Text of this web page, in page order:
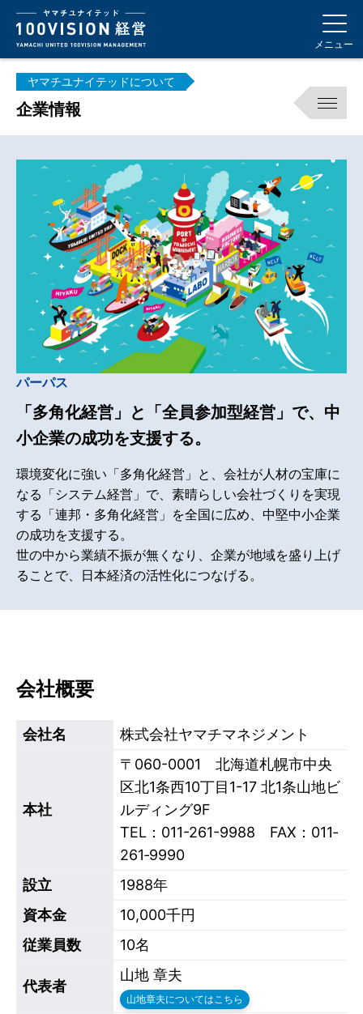
メニュー
ヤマチユナイテッドについて
企業情報
パーパス
「多角化経営」と「全員参加型経営」で、 中
小企業の成功を支援する。
環境変化に強い「多角化経営」と、会社が人材の宝庫に
なる「システム経営」で、素晴らしい会社づくりを実現
する「連邦・多角化経営」を全国に広め、中堅中小企業
の成功を支援する。
世の中から業績不振が無くなり、企業が地域を盛り上げ
ることで、日本経済の活性化につなげる。
会社概要
会社名 株式会社ヤマチマネジメント
本社
〒060-0001 北海道札幌市中央
区北1条西10丁目1-17 北1条山地ビ
ルディング9F
TEL：011-261-9988 FAX：011‐
261‐9990
設立
1988年
資本金
10,000千円
従業員数
10名
代表者
山地 章夫
山地章夫についてはこちら